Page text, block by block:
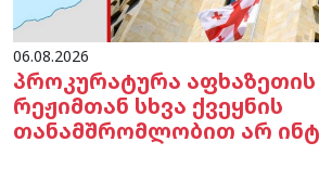
06.08.2026
პროკურატურა
რეჟიმთან სხვა ქვეყნის
თანამშრომლობით არ